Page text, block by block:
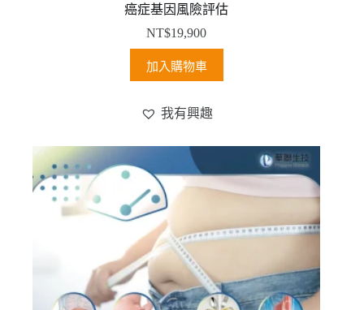
癌症基因風險評估
NT$19,900
加入購物車
我有興趣